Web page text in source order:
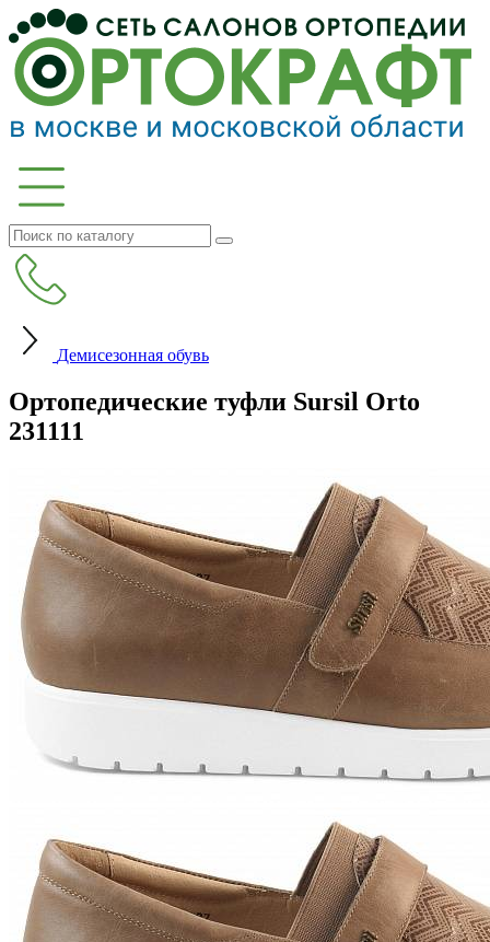
Демисезонная обувь
Ортопедические туфли Sursil Orto
231111